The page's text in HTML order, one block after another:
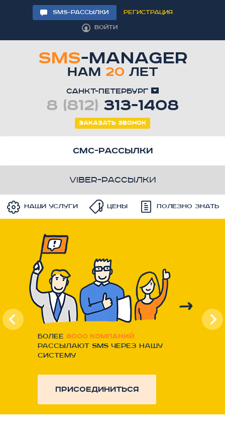
SMS-РАССЫЛКИ
РЕГИСТРАЦИЯ
ВОЙТИ
SMS-MANAGER
НАМ 20ЛЕТ
Санкт-Петербург
8 (812) 313-1408
Заказать звонок
смс-рассылки
viber-рассылки
Наши услуги Цены Полезно знать
Более 8000 компаний
рассылают SMS через нашу
систему
присоединиться